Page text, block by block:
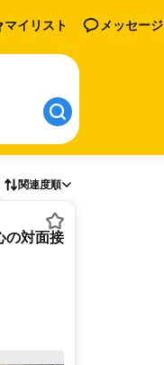
マイリスト メッセージ
関連度順
の対面接